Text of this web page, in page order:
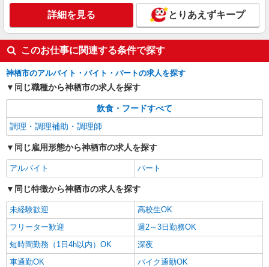
水産部門
月給25万円〜35万円（スキル・経験を考慮）
＜昇給・賞与について＞ ●昇給年1回 ●賞与年2回
（年間4.2ヶ月分／過去実績） ＜各種手当一覧＞ ●
交通費規定支給 ●資格手当 ＜年収例＞ ●30歳代：
年収450万円 ●40歳代：年収500万円
茨城県神栖市土合本町4-9809-344
キープ 詳細を見る
詳細を見る とりあえずキープ
このお仕事に関連する条件で探す
神栖市のアルバイト・バイト・パートの求人を探す
同じ職種から神栖市の求人を探す
飲食・フードすべて
調理・調理補助・調理師
同じ雇用形態から神栖市の求人を探す
アルバイト パート
同じ特徴から神栖市の求人を探す
未経験歓迎
高校生OK
フリーター歓迎
週2～3日勤務OK
短時間勤務（1日4h以内）OK
深夜
車通勤OK
バイク通勤OK